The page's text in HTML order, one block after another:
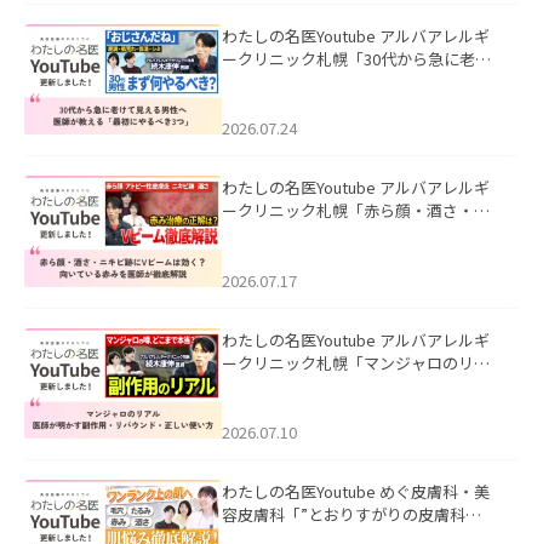
わたしの名医Youtube アルバアレルギ
ークリニック札幌「30代から急に老け
た。
2026.07.24
わたしの名医Youtube アルバアレルギ
ークリニック札幌「赤ら顔・酒さ・ニ
した。
2026.07.17
わたしの名医Youtube アルバアレルギ
ークリニック札幌「マンジャロのリア
た。
2026.07.10
わたしの名医Youtube めぐ皮膚科・美
容皮膚科「”とおりすがりの皮膚科